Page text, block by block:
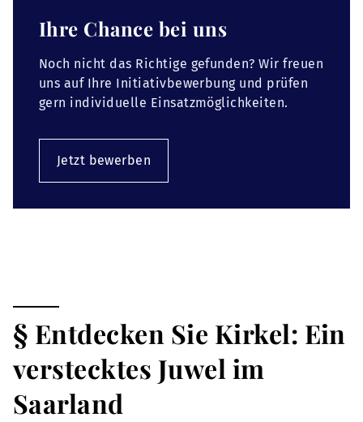
Ihre Chance bei uns
Noch nicht das Richtige gefunden? Wir freuen
uns auf Ihre Initiativbewerbung und prüfen
gern individuelle Einsatzmöglichkeiten.
Jetzt bewerben
§ Entdecken Sie Kirkel: Ein
verstecktes Juwel im
Saarland